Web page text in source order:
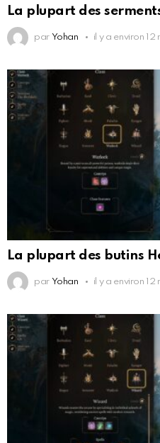
La plupart des
par Yohan il y a environ 12
La plupart des butins
par Yohan il y a environ 12